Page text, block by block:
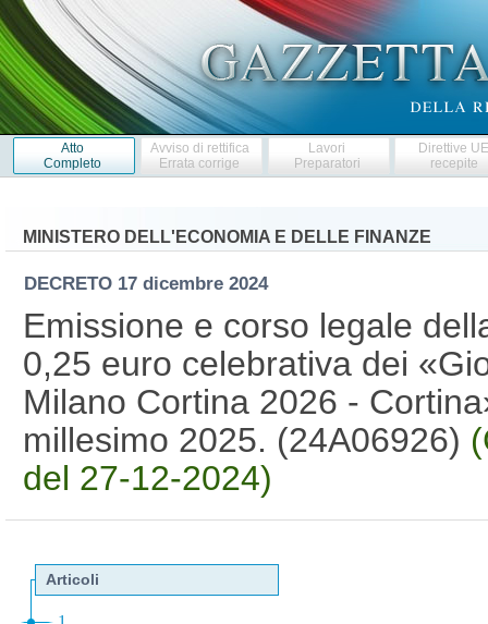
Atto
Completo
Avviso di rettifica
Errata corrige
Lavori
Preparatori
Direttive
recepite
MINISTERO DELL'ECONOMIA E DELLE FINANZE
DECRETO 17 dicembre 2024
Emissione e corso legale
0,25 euro celebrativa dei
Milano Cortina 2026 -
millesimo 2025. (24A06926)
del 27-12-2024)